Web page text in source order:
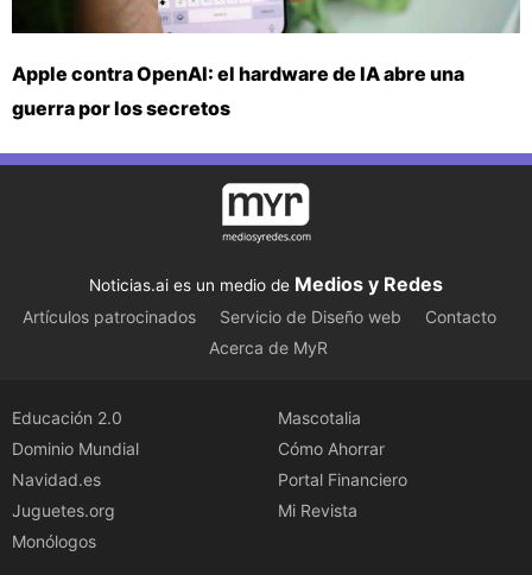
Apple contra OpenAI: el hardware de IA abre una
guerra por los secretos
Noticias.ai es un medio de Medios y Redes
Artículos patrocinados Servicio de Diseño web
Contacto
Acerca de MyR
Educación 2.0
Dominio Mundial
Navidad.es
Juguetes.org
Monólogos
Mascotalia
Cómo Ahorrar
Portal Financiero
Mi Revista